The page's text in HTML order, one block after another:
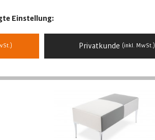
Einstellung:
Privatkunde (inkl. MwSt.)